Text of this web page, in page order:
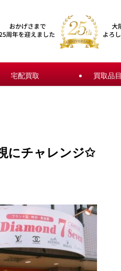
宅配買取 買取品目
にチャレンジ✩